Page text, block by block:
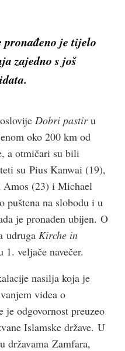
pronađeno je tijelo
zajedno s još
Dobri pastiru
oko 200 km od
a otmičari su bili
su Pius Kanwai (19),
Amos (23) i Michael
puštena na slobodu i u
je pronađen ubijen. O
udruga Kirche in
veljače navečer.
nasilja koja je
videa o
je odgovornost preuzeo
Islamske države. U
državama Zamfara,